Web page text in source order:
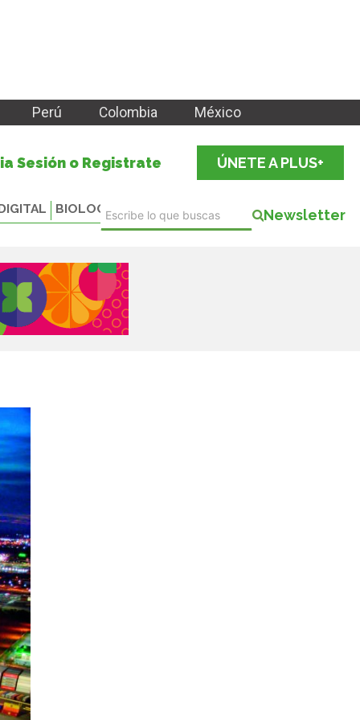
Perú Colombia México
Sesión o Registrate ÚNETE A PLUS+
BIOLOGICALS Newsletter